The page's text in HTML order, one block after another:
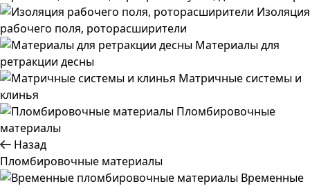
Изоляция
рабочего поля, роторасширители
Материалы для
ретракции десны
Матричные системы и
клинья
Пломбировочные
материалы
Назад
Пломбировочные материалы
Временные